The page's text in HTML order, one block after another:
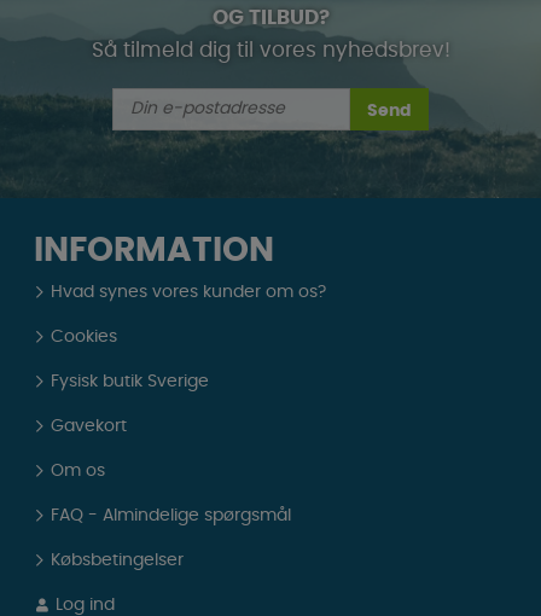
OG TILBUD?
Så tilmeld dig til vores nyhedsbrev!
Send
INFORMATION
Hvad synes vores kunder om os?
Cookies
Fysisk butik Sverige
Gavekort
Om os
FAQ - Almindelige spørgsmål
Købsbetingelser
Log ind